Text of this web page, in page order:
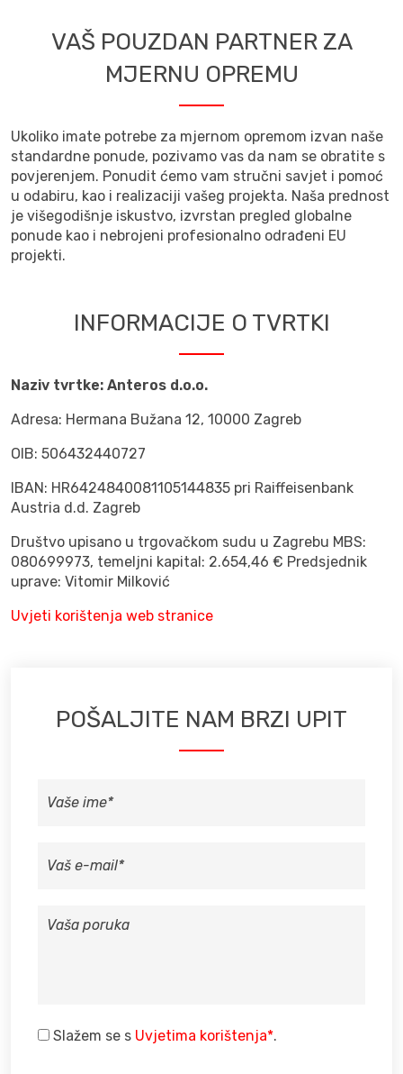
VAŠ POUZDAN PARTNER ZA
MJERNU OPREMU
Ukoliko imate potrebe za mjernom opremom izvan naše
standardne ponude, pozivamo vas da nam se obratite s
povjerenjem. Ponudit ćemo vam stručni savjet i pomoć
u odabiru, kao i realizaciji vašeg projekta. Naša prednost
je višegodišnje iskustvo, izvrstan pregled globalne
ponude kao i nebrojeni profesionalno odrađeni EU
projekti.
INFORMACIJE O TVRTKI
Naziv tvrtke: Anteros d.o.o.
Adresa: Hermana Bužana 12, 10000 Zagreb
OIB: 506432440727
IBAN: HR6424840081105144835 pri Raiffeisenbank
Austria d.d. Zagreb
Društvo upisano u trgovačkom sudu u Zagrebu MBS:
080699973, temeljni kapital: 2.654,46 € Predsjednik
uprave: Vitomir Milković
Uvjeti korištenja web stranice
POŠALJITE NAM BRZI UPIT
IME
E-
PORUKA
Slažem se s Uvjetima korištenja*.